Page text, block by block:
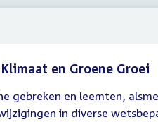
en Groene Groei
gebreken en leemten,
in diverse